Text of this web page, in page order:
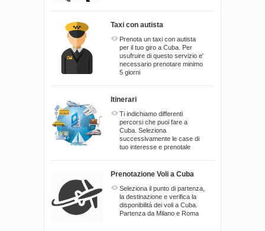
Taxi con autista
Prenota un taxi con autista
per il tuo giro a Cuba. Per
usufruire di questo servizio e'
necessario prenotare minimo
5 giorni
Itinerari
Ti indichiamo differenti
percorsi che puoi fare a
Cuba. Seleziona
successivamente le case di
tuo interesse e prenotale
Prenotazione Voli a Cuba
Seleziona il punto di partenza,
la destinazione e verifica la
disponibilitá dei voli a Cuba.
Partenza da Milano e Roma